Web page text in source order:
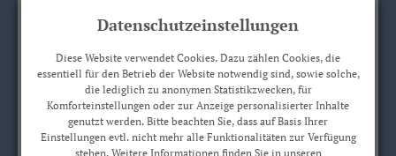
Erstinformation/ Impressum Datenschutz KUNDEN-LOGIN
Datenschutzeinstellungen
Diese Website verwendet Cookies. Dazu zählen Cookies, die
essentiell für den Betrieb der Website notwendig sind, sowie solche,
die lediglich zu anonymen Statistikzwecken, für
Komforteinstellungen oder zur Anzeige personalisierter Inhalte
genutzt werden. Bitte beachten Sie, dass auf Basis Ihrer
Einstellungen evtl. nicht mehr alle Funktionalitäten zur Verfügung
stehen. Weitere Informationen finden Sie in unseren